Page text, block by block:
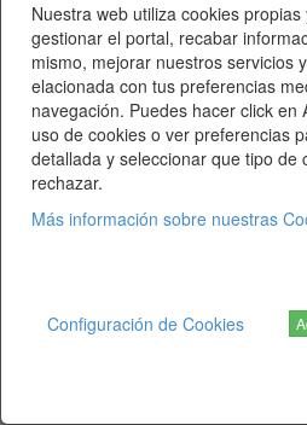
Recuérdame
Entrar
¿Ha olvidado su contraseña?
Telematel S.L.
Nuestra web utiliza cookies
gestionar el portal, recabar
mismo, mejorar nuestros servicios
elacionada con tus preferencias
navegación. Puedes hacer click en
uso de cookies o ver preferencias
detallada y seleccionar que tipo de
rechazar.
Más información sobre nuestras
Configuración de Cookies